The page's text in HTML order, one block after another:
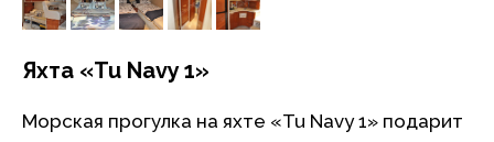
Яхта «Tu Navy 1»
Морская прогулка на яхте «Tu Navy 1» подарит